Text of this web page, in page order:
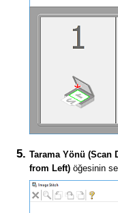
Tarama Yönü (Scan
from Left) öğesinin